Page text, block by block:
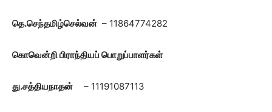
தெ.செந்தமிழ்செல்வன் – 11864774282
கொவென்றி பிராந்தியப் பொறுப்பாளர்கள்
து.சத்தியநாதன் – 11191087113